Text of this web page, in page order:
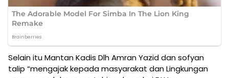
Selain itu Mantan Kadis Dlh Amran Yazid dan sofyan
talip “mengajak kepada masyarakat dan Lingkungan